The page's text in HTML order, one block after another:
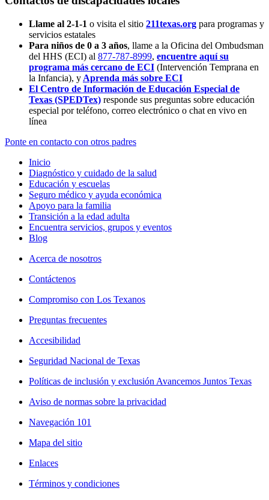
Llame al 2-1-1 o visita el sitio 211texas.org para programas y
servicios estatales
Para niños de 0 a 3 años, llame a la Oficina del Ombudsman
del HHS (ECI) al 877-787-8999, encuentre aquí su
programa más cercano de ECI (Intervención Temprana en
la Infancia), y Aprenda más sobre ECI
El Centro de Información de Educación Especial de
Texas (SPEDTex) responde sus preguntas sobre educación
especial por teléfono, correo electrónico o chat en vivo en
línea
Ponte en contacto con otros padres
Inicio
Diagnóstico y cuidado de la salud
Educación y escuelas
Seguro médico y ayuda económica
Apoyo para la familia
Transición a la edad adulta
Encuentra servicios, grupos y eventos
Blog
Acerca de nosotros
Contáctenos
Compromiso con Los Texanos
Preguntas frecuentes
Accesibilidad
Seguridad Nacional de Texas
Políticas de inclusión y exclusión Avancemos Juntos Texas
Aviso de normas sobre la privacidad
Navegación 101
Mapa del sitio
Enlaces
Términos y condiciones